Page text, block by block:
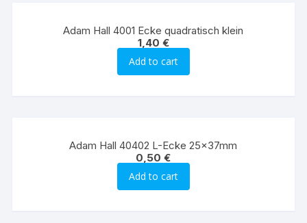
Adam Hall 4001 Ecke quadratisch klein
1,40 €
Add to cart
Adam Hall 40402 L-Ecke 25x37mm
0,50€
Add to cart